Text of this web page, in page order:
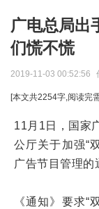
广电总局出
们慌不慌
2019-11-03 00:52:56
[本文共2254字,阅读完
11月1日，国家
公厅关于加强“
广告节目管理的
《通知》要求“